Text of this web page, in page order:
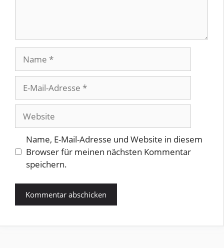
Mail-
Adresse
Website
Name, E-Mail-Adresse und Website in diesem
Browser für meinen nächsten Kommentar
speichern.